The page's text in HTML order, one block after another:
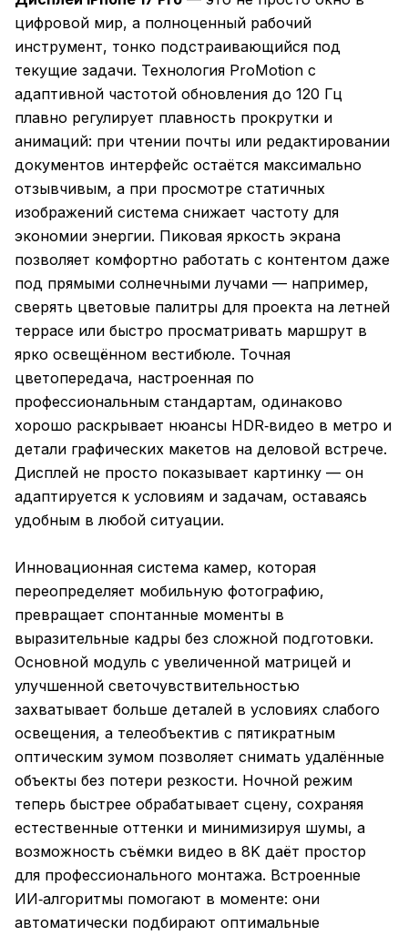
цифровой мир, а полноценный рабочий
инструмент, тонко подстраивающийся под
текущие задачи. Технология ProMotion с
адаптивной частотой обновления до 120 Гц
плавно регулирует плавность прокрутки и
анимаций: при чтении почты или редактировании
документов интерфейс остаётся максимально
отзывчивым, а при просмотре статичных
изображений система снижает частоту для
экономии энергии. Пиковая яркость экрана
позволяет комфортно работать с контентом даже
под прямыми солнечными лучами — например,
сверять цветовые палитры для проекта на летней
террасе или быстро просматривать маршрут в
ярко освещённом вестибюле. Точная
цветопередача, настроенная по
профессиональным стандартам, одинаково
хорошо раскрывает нюансы HDR‑видео в метро и
детали графических макетов на деловой встрече.
Дисплей не просто показывает картинку — он
адаптируется к условиям и задачам, оставаясь
удобным в любой ситуации.
Инновационная система камер, которая
переопределяет мобильную фотографию,
превращает спонтанные моменты в
выразительные кадры без сложной подготовки.
Основной модуль с увеличенной матрицей и
улучшенной светочувствительностью
захватывает больше деталей в условиях слабого
освещения, а телеобъектив с пятикратным
оптическим зумом позволяет снимать удалённые
объекты без потери резкости. Ночной режим
теперь быстрее обрабатывает сцену, сохраняя
естественные оттенки и минимизируя шумы, а
возможность съёмки видео в 8K даёт простор
для профессионального монтажа. Встроенные
ИИ‑алгоритмы помогают в моменте: они
автоматически подбирают оптимальные